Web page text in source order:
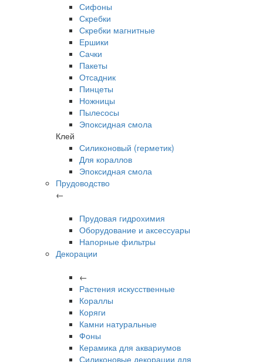
Сифоны
Скребки
Скребки магнитные
Ершики
Сачки
Пакеты
Отсадник
Пинцеты
Ножницы
Пылесосы
Эпоксидная смола
Клей
Силиконовый (герметик)
Для кораллов
Эпоксидная смола
Прудоводство
←
Прудовая гидрохимия
Оборудование и аксессуары
Напорные фильтры
Декорации
←
Растения искусственные
Кораллы
Коряги
Камни натуральные
Фоны
Керамика для аквариумов
Силиконовые декорации для